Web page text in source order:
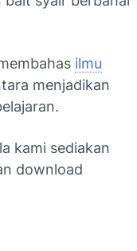
ilmu
menjadikan
kami sediakan
download